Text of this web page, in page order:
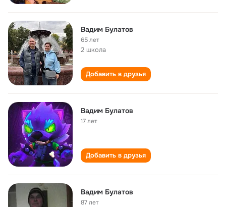
Вадим Булатов
65 лет
2 школа
Добавить в друзья
Вадим Булатов
17 лет
Добавить в друзья
Вадим Булатов
87 лет